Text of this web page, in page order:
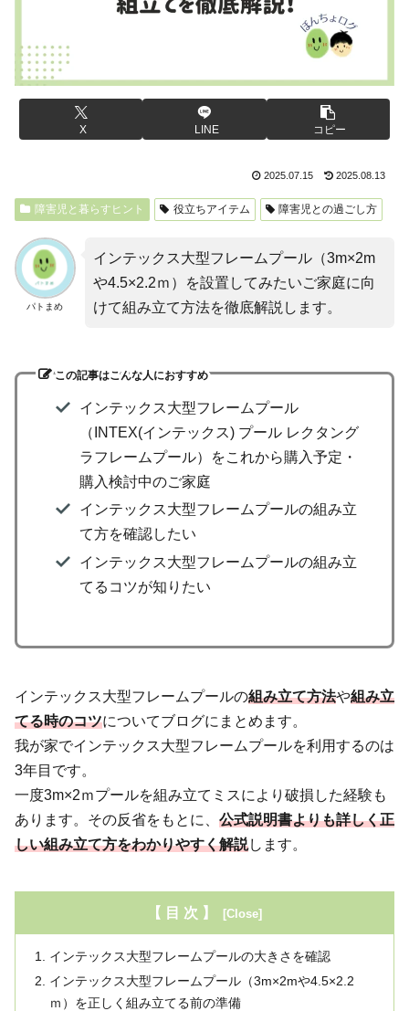
X LINE コピー
2025.07.15 2025.08.13
障害児と暮らすヒント 役立ちアイテム 障害児との過ごし方
パトまめ
インテックス大型フレームプール（3m×2m
や4.5×2.2ｍ）を設置してみたいご家庭に向
けて組み立て方法を徹底解説します。
この記事はこんな人におすすめ
インテックス大型フレームプール
（INTEX(インテックス) プール レクタング
ラフレームプール）をこれから購入予定・
購入検討中のご家庭
インテックス大型フレームプールの組み立
て方を確認したい
インテックス大型フレームプールの組み立
てるコツが知りたい
インテックス大型フレームプールの組み立て方法や組み立
てる時のコツについてブログにまとめます。
我が家でインテックス大型フレームプールを利用するのは
3年目です。
一度3m×2ｍプールを組み立てミスにより破損した経験も
あります。その反省をもとに、 公式説明書よりも詳しく正
しい組み立て方をわかりやすく解説します。
【 目 次 】
インテックス大型フレームプールの大きさを確認
インテックス大型フレームプール（3m×2mや4.5×2.2
ｍ）を正しく組み立てる前の準備